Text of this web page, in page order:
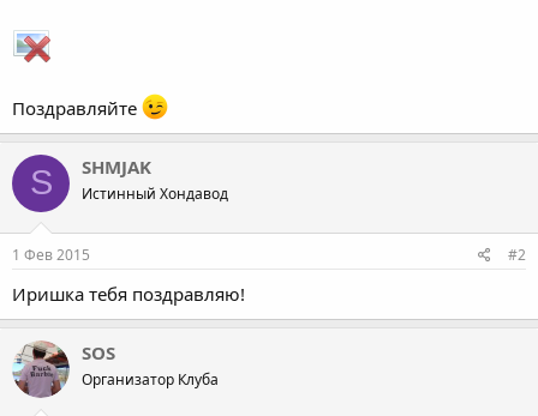
Поздравляйте
S SHMJAK
Истинный Хондавод
1 Фев 2015 #2
Иришка тебя поздравляю!
SOS
Организатор Клуба